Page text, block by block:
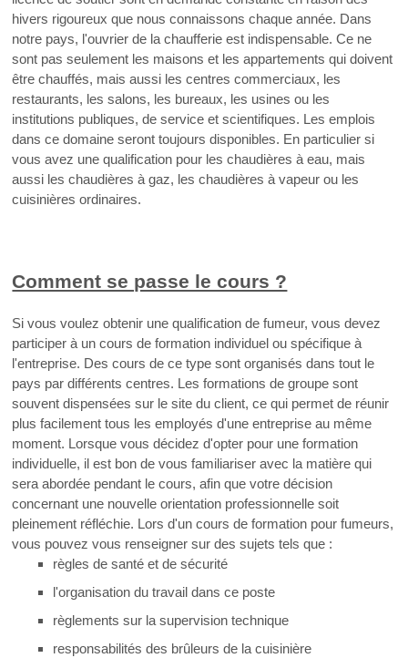
hivers rigoureux que nous connaissons chaque année. Dans
notre pays, l'ouvrier de la chaufferie est indispensable. Ce ne
sont pas seulement les maisons et les appartements qui doivent
être chauffés, mais aussi les centres commerciaux, les
restaurants, les salons, les bureaux, les usines ou les
institutions publiques, de service et scientifiques. Les emplois
dans ce domaine seront toujours disponibles. En particulier si
vous avez une qualification pour les chaudières à eau, mais
aussi les chaudières à gaz, les chaudières à vapeur ou les
cuisinières ordinaires.
Comment se passe le cours ?
Si vous voulez obtenir une qualification de fumeur, vous devez
participer à un cours de formation individuel ou spécifique à
l'entreprise. Des cours de ce type sont organisés dans tout le
pays par différents centres. Les formations de groupe sont
souvent dispensées sur le site du client, ce qui permet de réunir
plus facilement tous les employés d'une entreprise au même
moment. Lorsque vous décidez d'opter pour une formation
individuelle, il est bon de vous familiariser avec la matière qui
sera abordée pendant le cours, afin que votre décision
concernant une nouvelle orientation professionnelle soit
pleinement réfléchie. Lors d'un cours de formation pour fumeurs,
vous pouvez vous renseigner sur des sujets tels que :
règles de santé et de sécurité
l'organisation du travail dans ce poste
règlements sur la supervision technique
responsabilités des brûleurs de la cuisinière